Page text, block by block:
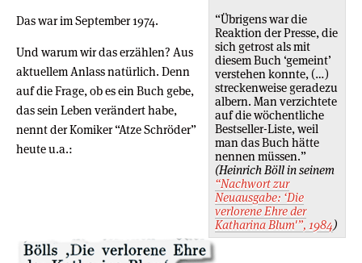
“Übrigens war die
Reaktion der Presse, die
sich getrost als mit
diesem Buch ‘gemeint’
verstehen konnte, (…)
streckenweise geradezu
albern. Man verzichtete
auf die wöchentliche
Bestseller-Liste, weil
man das Buch hätte
nennen müssen.”
(Heinrich Böll in seinem
“Nachwort zur
Neuausgabe: ‘Die
verlorene Ehre der
Katharina Blum'”, 1984)
Das war im September 1974.
Und warum wir das erzählen? Aus
aktuellem Anlass natürlich. Denn
auf die Frage, ob es ein Buch gebe,
das sein Leben verändert habe,
nennt der Komiker “Atze Schröder”
heute u.a.: